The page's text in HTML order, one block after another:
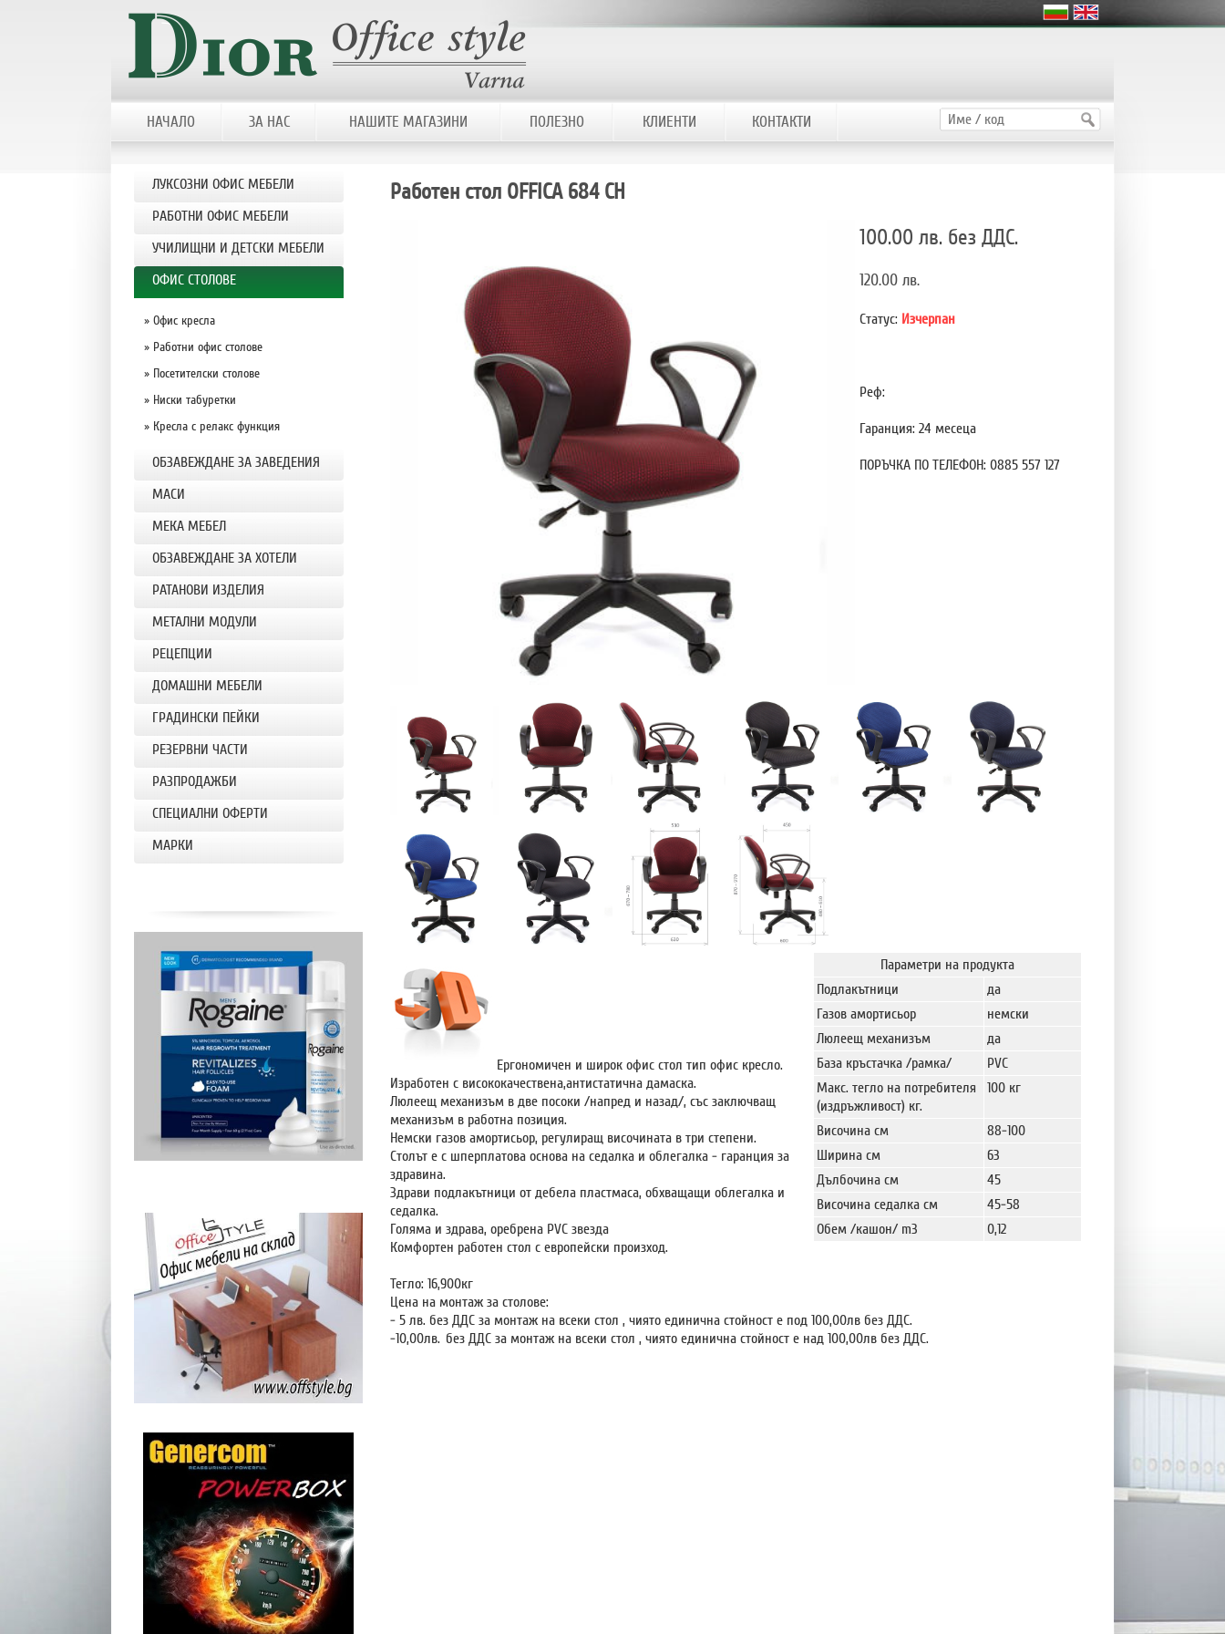
НАЧАЛО ЗА НАС НАШИТЕ МАГАЗИНИ ПОЛЕЗНО КЛИЕНТИ КОНТАКТИ
ЛУКСОЗНИ ОФИС МЕБЕЛИ
РАБОТНИ ОФИС МЕБЕЛИ
УЧИЛИЩНИ И ДЕТСКИ МЕБЕЛИ
OФИС СТОЛОВЕ
» Офис кресла
» Работни офис столове
» Посетителски столове
» Ниски табуретки
» Кресла с релакс функция
ОБЗАВЕЖДАНЕ ЗА ЗАВЕДЕНИЯ
МАСИ
МЕКА МЕБЕЛ
ОБЗАВЕЖДАНЕ ЗА ХОТЕЛИ
РАТАНОВИ ИЗДЕЛИЯ
МЕТАЛНИ МОДУЛИ
РЕЦЕПЦИИ
ДОМАШНИ МЕБЕЛИ
ГРАДИНСКИ ПЕЙКИ
РЕЗЕРВНИ ЧАСТИ
РАЗПРОДАЖБИ
СПЕЦИАЛНИ ОФЕРТИ
МАРКИ
Работен стол OFFICА 684 CH
100.00 лв. без ДДС.
120.00 лв.
Статус: Изчерпан
Реф:
Гаранция: 24 месеца
ПОРЪЧКА ПО ТЕЛЕФОН: 0885 557 127
Параметри на продукта
Подлакътници
да
Газов амортисьор
немски
Люлеещ механизъм
да
База кръстачка /рамка/
PVC
Макс. тегло на потребителя
(издръжливост) кг.
100 кг
Височина см
88-100
Ширина см
63
Дълбочина см
45
Височина седалка см
45-58
Обем /кашон/ m3
0,12
Eргономичен и широк офис стол тип офис кресло.
Изработен с висококачествена,антистатична дамаска.
Люлеещ механизъм в две посоки /напред и назад/, със заключващ
механизъм в работна позиция.
Немски газов амортисьор, регулиращ височината в три степени.
Столът е с шперплатова основа на седалка и облегалка - гаранция за
здравина.
Здрави подлакътници от дебела пластмаса, обхващащи облегалка и
седалка.
Голяма и здрава, оребрена PVC звезда
Комфортен работен стол с европейски произход.
Тегло: 16,900кг
Цена на монтаж за столове:
- 5 лв. без ДДС за монтаж на всеки стол , чиято единична стойност е под 100,00лв без ДДС.
-10,00лв. без ДДС за монтаж на всеки стол , чиято единична стойност е над 100,00лв без ДДС.